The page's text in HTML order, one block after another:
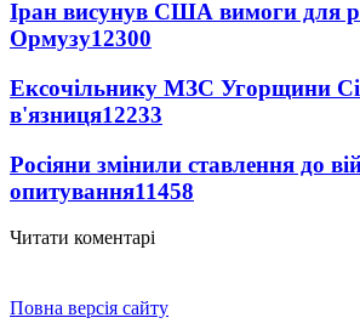
Іран висунув США вимоги для
Ормузу12300
Ексочільнику МЗС Угорщини
в'язниця12233
Росіяни змінили ставлення до
опитування11458
Читати коментарі
Повна версія сайту